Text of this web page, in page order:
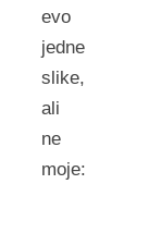
evo
jedne
slike,
ali
ne
moje: